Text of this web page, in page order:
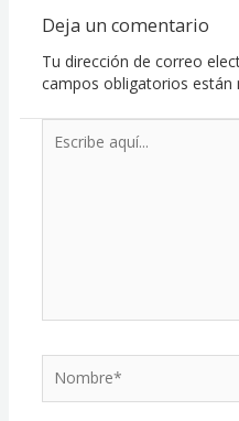
Deja un comentario
Tu dirección de correo
campos obligatorios están
aquí...